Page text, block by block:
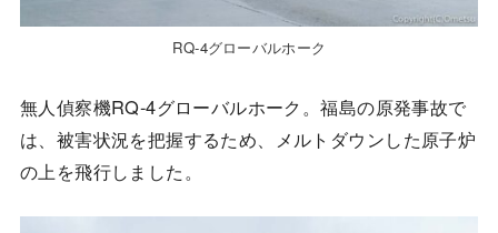
RQ-4グローバルホーク
無人偵察機RQ-4グローバルホーク。福島の原発事故で
は、被害状況を把握するため、メルトダウンした原子炉
の上を飛行しました。